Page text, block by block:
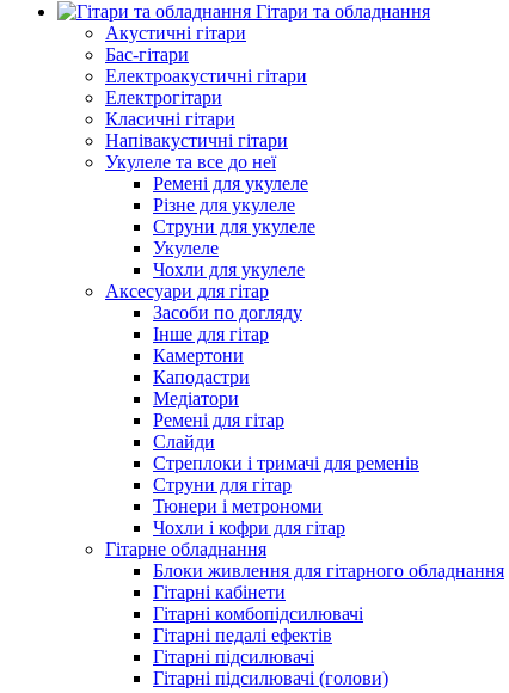
Гітари та обладнання
Акустичні гітари
Бас-гітари
Електроакустичні гітари
Електрогітари
Класичні гітари
Напівакустичні гітари
Укулеле та все до неї
Ремені для укулеле
Різне для укулеле
Струни для укулеле
Укулеле
Чохли для укулеле
Аксесуари для гітар
Засоби по догляду
Інше для гітар
Камертони
Каподастри
Медіатори
Ремені для гітар
Слайди
Стреплоки і тримачі для ременів
Струни для гітар
Тюнери і метрономи
Чохли і кофри для гітар
Гітарне обладнання
Блоки живлення для гітарного обладнання
Гітарні кабінети
Гітарні комбопідсилювачі
Гітарні педалі ефектів
Гітарні підсилювачі
Гітарні підсилювачі (голови)